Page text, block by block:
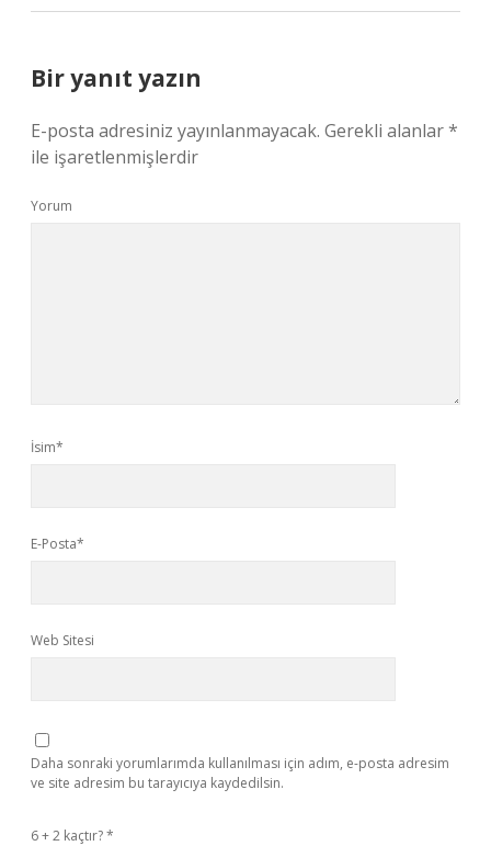
Bir yanıt yazın
E-posta adresiniz yayınlanmayacak. Gerekli alanlar*
ile işaretlenmişlerdir
Yorum
İsim*
E-Posta*
Web Sitesi
Daha sonraki yorumlarımda kullanılması için adım, e-posta adresim
ve site adresim bu tarayıcıya kaydedilsin.
6 + 2 kaçtır?*